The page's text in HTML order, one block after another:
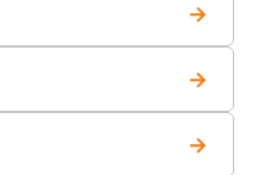
→
→
→